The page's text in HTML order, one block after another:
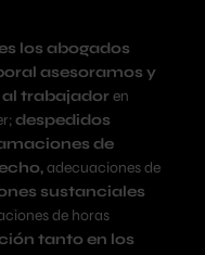
los abogados
asesoramos y
trabajador en
despedidos
de
adecuaciones de
sustanciales
de horas
tanto en los